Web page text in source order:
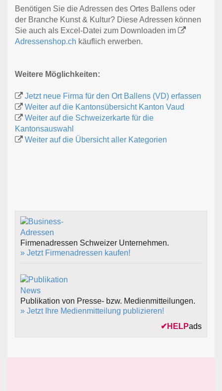
Benötigen Sie die Adressen des Ortes Ballens oder
der Branche Kunst & Kultur? Diese Adressen können
Sie auch als Excel-Datei zum Downloaden im
Adressenshop.ch käuflich erwerben.
Weitere Möglichkeiten:
Jetzt neue Firma für den Ort Ballens (VD) erfassen
Weiter auf die Kantonsübersicht Kanton Vaud
Weiter auf die Schweizerkarte für die
Kantonsauswahl
Weiter auf die Übersicht aller Kategorien
Firmenadressen Schweizer Unternehmen.
» Jetzt Firmenadressen kaufen!
Publikation von Presse- bzw. Medienmitteilungen.
» Jetzt Ihre Medienmitteilung publizieren!
✔ HELPads